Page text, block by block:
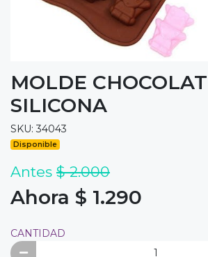
MOLDE
SILICONA
SKU: 34043
Disponible
Antes $ 2.000
Ahora $ 1.290
CANTIDAD